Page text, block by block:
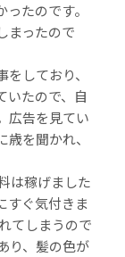
たのです。
まったので
しており、
いたので、自
広告を見てい
を聞かれ、
は稼げました
すぐ気付きま
てしまうので
り、髪の色が